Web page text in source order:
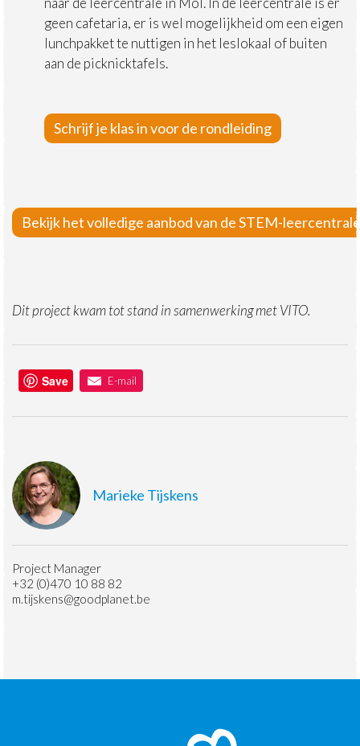
Marieke Tijskens
Project Manager
+32 (0)470 10 88 82
m.tijskens@goodplanet.be
geen cafetaria, er is wel mogelijkheid om een eigen
lunchpakket te nuttigen in het leslokaal of buiten
aan de picknicktafels.
Schrijf je klas in voor de rondleiding
Bekijk het volledige aanbod van de STEM-
Dit project kwam tot stand in samenwerking met VITO.
Save E-mail